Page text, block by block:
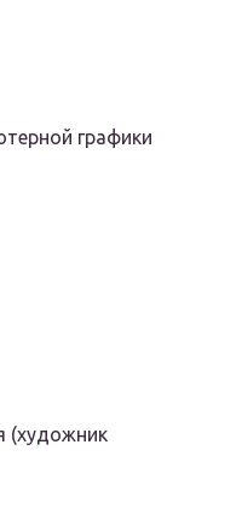
графики
(художник